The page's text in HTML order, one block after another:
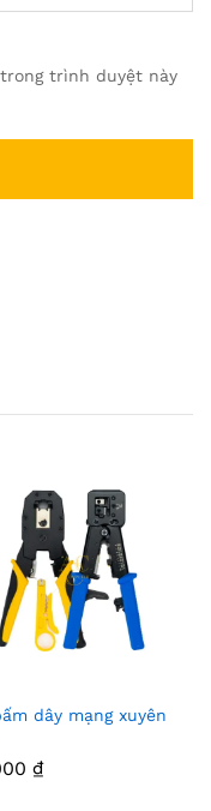
trình duyệt này
dây mạng xuyên
₫